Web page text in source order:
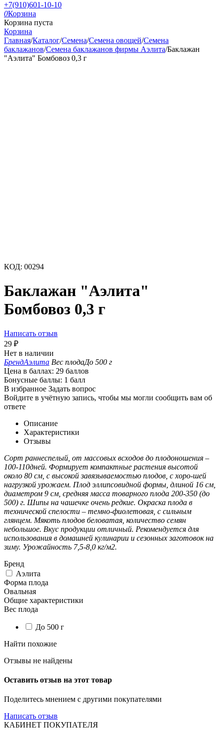
+7(910)601-10-10
0Корзина
Корзина пуста
Корзина
Главная/Каталог/Семена/Семена овощей/Семена
баклажанов/Семена баклажанов фирмы Аэлита/Баклажан
"Аэлита" Бомбовоз 0,3 г
КОД: 00294
Баклажан "Аэлита"
Бомбовоз 0,3 г
Написать отзыв
29 ₽
Нет в наличии
БрендАэлита Вес плодаДо 500 г
Цена в баллах: 29 баллов
Бонусные баллы: 1 балл
В избранное Задать вопрос
Войдите в учётную запись, чтобы мы могли сообщить вам об
ответе
Описание
Характеристики
Отзывы
Сорт раннеспелый, от массовых всходов до плодоношения –
100-110дней. Формирует компактные растения высотой
около 80 см, с высокой завязываемостью плодов, с хоро-шей
нагрузкой урожаем. Плод эллипсовидной формы, длиной 16 см,
диаметром 9 см, средняя масса товарного плода 200-350 (до
500) г. Шипы на чашечке очень редкие. Окраска плода в
технической спелости – темно-фиолетовая, с сильным
глянцем. Мякоть плодов беловатая, количество семян
небольшое. Вкус продукции отличный. Рекомендуется для
использования в домашней кулинарии и сезонных заготовок на
зиму. Урожайность 7,5-8,0 кг/м2.
Бренд
Аэлита
Форма плода
Овальная
Общие характеристики
Вес плода
До 500 г
Найти похожие
Отзывы не найдены
Оставить отзыв на этот товар
Поделитесь мнением с другими покупателями
Написать отзыв
КАБИНЕТ ПОКУПАТЕЛЯ